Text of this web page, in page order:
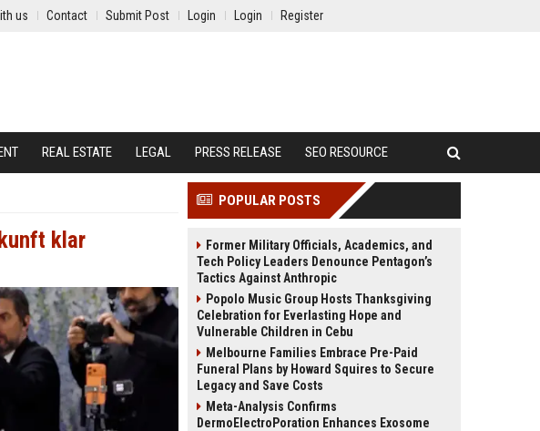
us Contact Submit Post Login Login Register
REAL ESTATE LEGAL PRESS RELEASE SEO RESOURCE
klar
POPULAR POSTS
Former Military Officials, Academics, and
Tech Policy Leaders Denounce Pentagon’s
Tactics Against Anthropic
Popolo Music Group Hosts Thanksgiving
Celebration for Everlasting Hope and
Vulnerable Children in Cebu
Melbourne Families Embrace Pre-Paid
Funeral Plans by Howard Squires to Secure
Legacy and Save Costs
Meta-Analysis Confirms
DermoElectroPoration Enhances Exosome